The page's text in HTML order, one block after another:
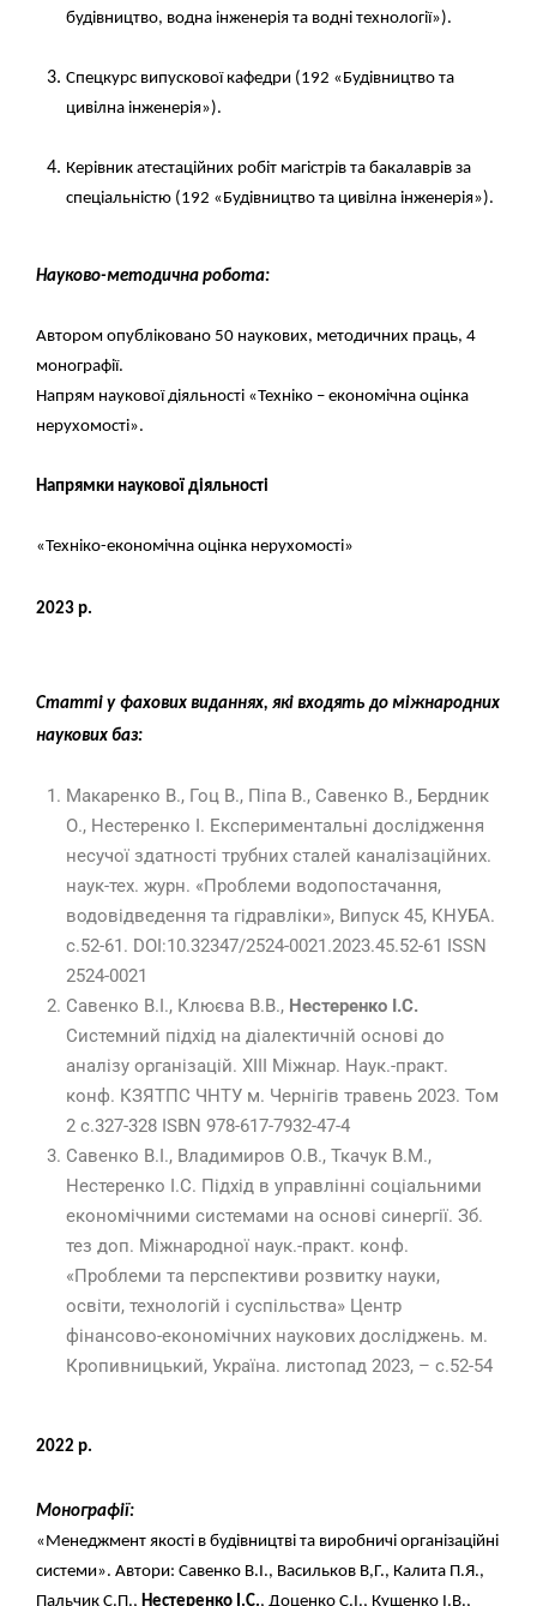
будівництво, водна інженерія та водні технології»).
Спецкурс випускової кафедри (192 «Будівництво та
цивілна інженерія»).
Керівник атестаційних робіт магістрів та бакалаврів за
спеціальністю (192 «Будівництво та цивілна інженерія»).
Науково-методична робота:
Автором опубліковано 50 наукових, методичних праць, 4
монографії.
Напрям наукової діяльності «Техніко – економічна оцінка
нерухомості».
Напрямки наукової діяльності
«Техніко-економічна оцінка нерухомості»
2023 р.
Статті у фахових виданнях, які входять до міжнародних
наукових баз:
Макаренко В., Гоц В., Піпа В., Савенко В., Бердник
О., Нестеренко І. Експериментальні дослідження
несучої здатності трубних сталей каналізаційних.
наук-тех. журн. «Проблеми водопостачання,
водовідведення та гідравліки», Випуск 45, КНУБА.
с.52-61. DOI:10.32347/2524-0021.2023.45.52-61 ISSN
2524-0021
Савенко В.І., Клюєва В.В., Нестеренко І.С.
Системний підхід на діалектичній основі до
аналізу організацій. ХІІІ Міжнар. Наук.-практ.
конф. КЗЯТПС ЧНТУ м. Чернігів травень 2023. Том
2 с.327-328 ISBN 978-617-7932-47-4
Савенко В.І., Владимиров О.В., Ткачук В.М.,
Нестеренко І.С. Підхід в управлінні соціальними
економічними системами на основі синергії. Зб.
тез доп. Міжнародної наук.-практ. конф.
«Проблеми та перспективи розвитку науки,
освіти, технологій і суспільства» Центр
фінансово-економічних наукових досліджень. м.
Кропивницький, Україна. листопад 2023, – с.52-54
2022 р.
Монографії:
«Менеджмент якості в будівництві та виробничі організаційні
системи». Автори: Савенко В.І., Васильков В,Г., Калита П.Я.,
Пальчик С.П., Нестеренко І.С., Доценко С.І., Кущенко І.В.,